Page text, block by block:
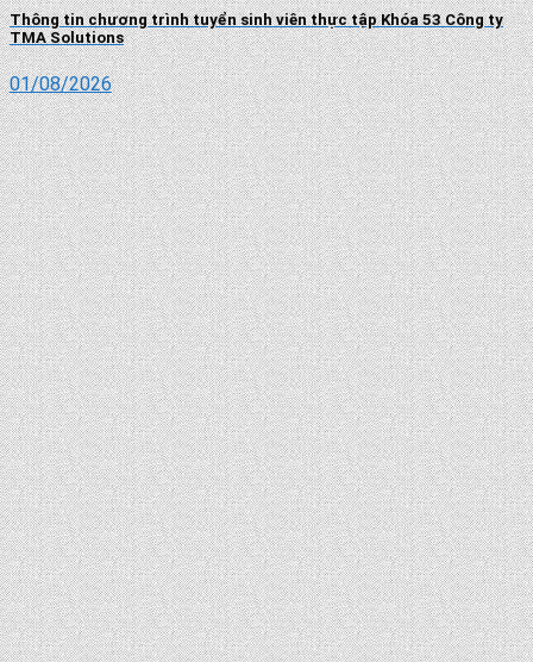
Thông tin chương trình tuyển sinh viên thực tập Khóa 53 Công ty
TMA Solutions
01/08/2026